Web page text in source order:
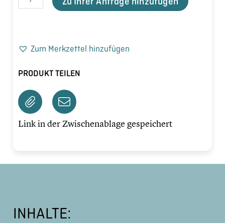
Zum Merkzettel hinzufügen
PRODUKT TEILEN
Link in der Zwischenablage gespeichert
INHALTE: